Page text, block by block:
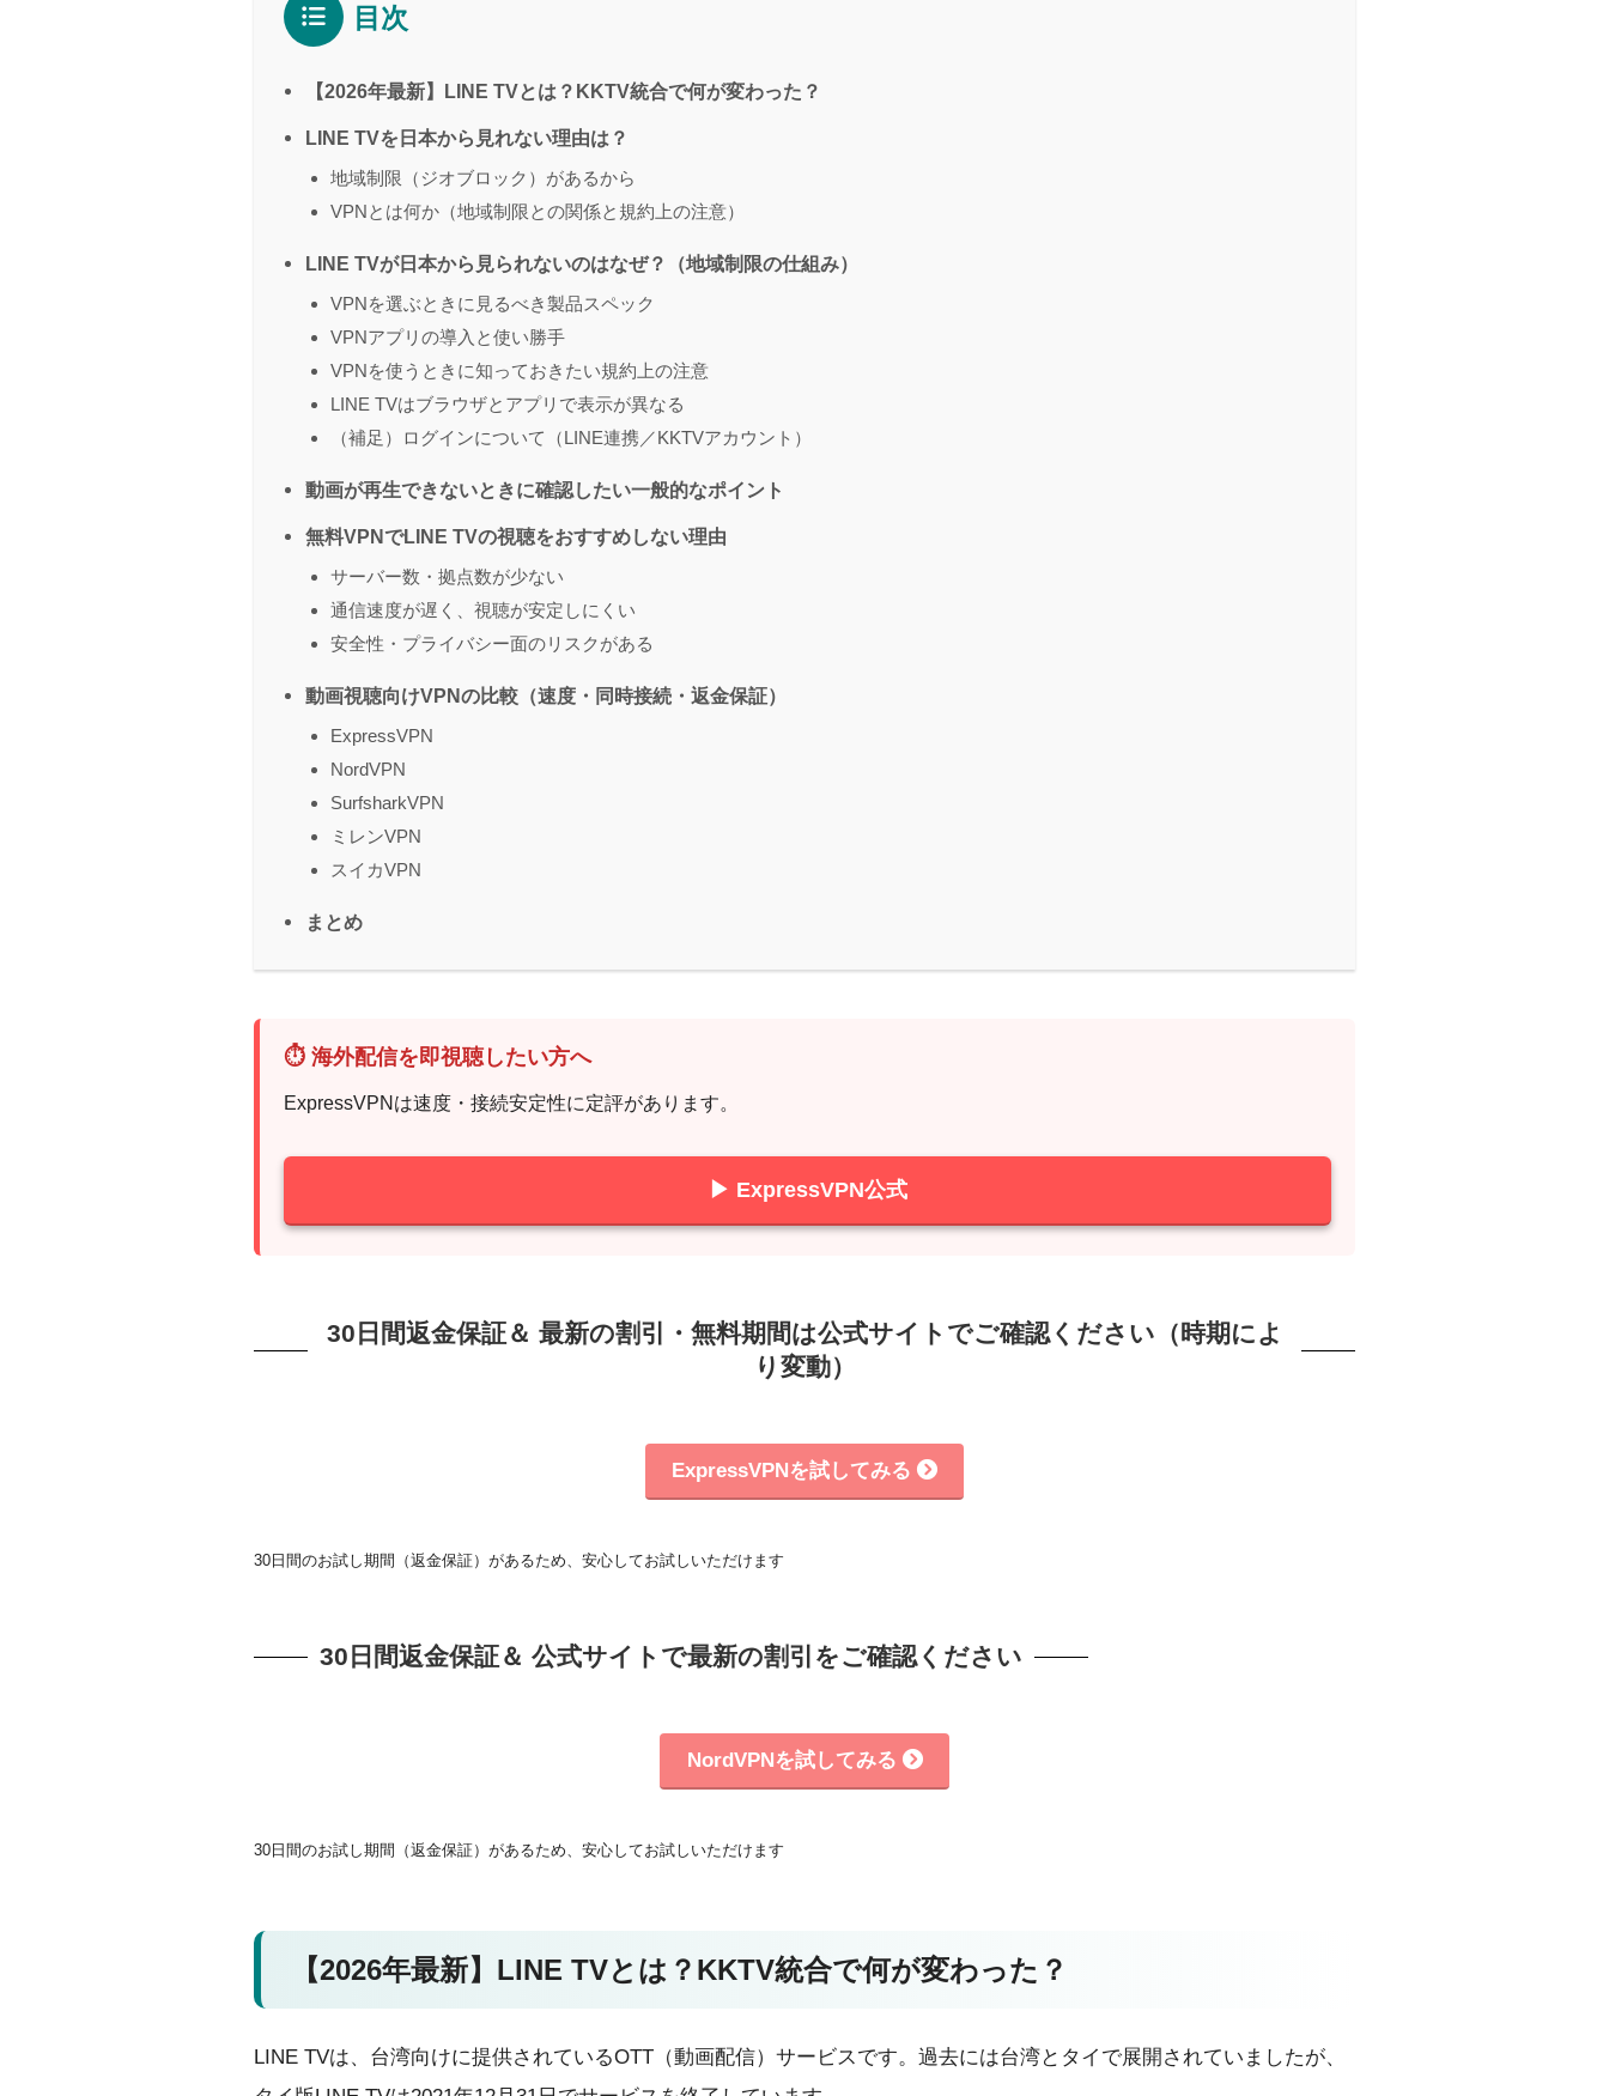
目次
【2026年最新】LINE TVとは？KKTV統合で何が変わった？
LINE TVを日本から見れない理由は？
地域制限（ジオブロック）があるから
VPNとは何か（地域制限との関係と規約上の注意）
LINE TVが日本から見られないのはなぜ？（地域制限の仕組み）
VPNを選ぶときに見るべき製品スペック
VPNアプリの導入と使い勝手
VPNを使うときに知っておきたい規約上の注意
LINE TVはブラウザとアプリで表示が異なる
（補足）ログインについて（LINE連携／KKTVアカウント）
動画が再生できないときに確認したい一般的なポイント
無料VPNでLINE TVの視聴をおすすめしない理由
サーバー数・拠点数が少ない
通信速度が遅く、視聴が安定しにくい
安全性・プライバシー面のリスクがある
動画視聴向けVPNの比較（速度・同時接続・返金保証）
ExpressVPN
NordVPN
SurfsharkVPN
ミレンVPN
スイカVPN
まとめ
⏱ 海外配信を即視聴したい方へ
ExpressVPNは速度・接続安定性に定評があります。
▶ ExpressVPN公式
30日間返金保証＆ 最新の割引・無料期間は公式サイトでご確認ください（時期によ
り変動）
ExpressVPNを試してみる
30日間のお試し期間（返金保証）があるため、安心してお試しいただけます
30日間返金保証＆ 公式サイトで最新の割引をご確認ください
NordVPNを試してみる
30日間のお試し期間（返金保証）があるため、安心してお試しいただけます
【2026年最新】LINE TVとは？KKTV統合で何が変わった？
LINE TVは、台湾向けに提供されているOTT（動画配信）サービスです。過去には台湾とタイで展開されていましたが、